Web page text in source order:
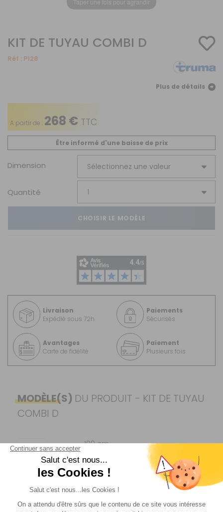
KIT DE TUYAU COMBI D
Réf : P128
Plus de détails
A partir de : 268 € TTC
Être informé d'une baisse de prix
Dimension
Quantité
CHOISIR LE MODÈLE
Livraison
Expédié sous 72h
Paiements
Sécurisés
Avantages
Carte de fidélité
Paiement
Plusieurs fois
MODÈLE(S) DU PRODUIT - KIT DE TUYAU
COMBI D
100 cm
019357
Dimension :
Prix : 327 €TTC